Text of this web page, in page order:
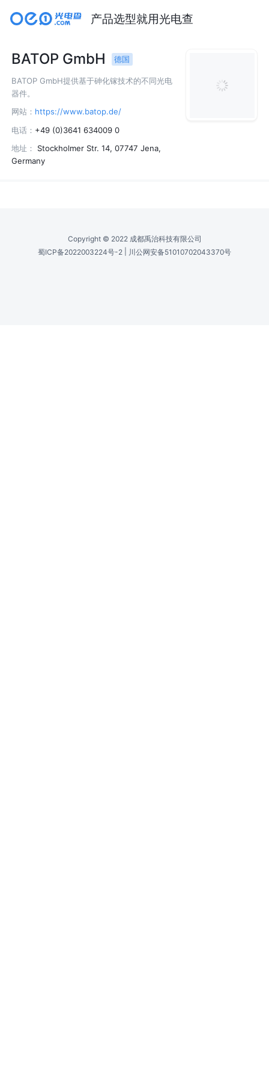
产品选型就用光电查
BATOP GmbH 德国
BATOP GmbH提供基于砷化镓技术的不同光电
器件。
网站： https://www.batop.de/
电话： +49 (0)3641 634009 0
地址：
Stockholmer Str. 14, 07747 Jena,
Germany
Copyright © 2022 成都禹治科技有限公司
蜀ICP备2022003224号-2
川公网安备51010702043370号